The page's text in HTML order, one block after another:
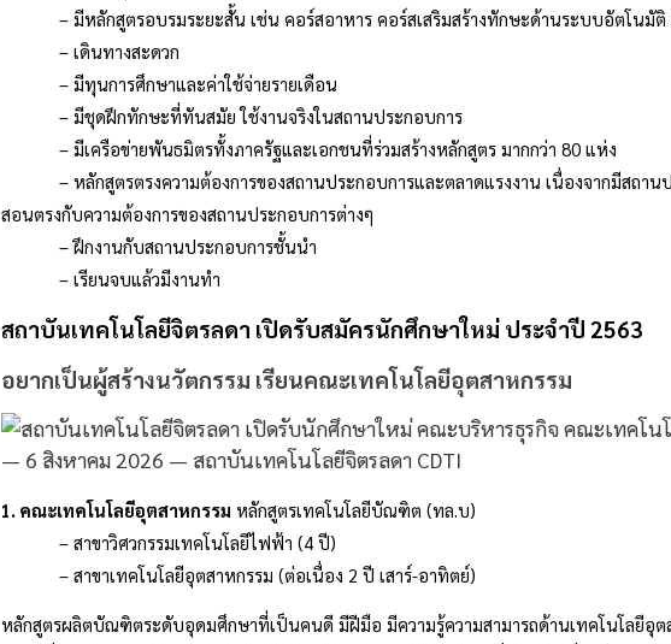
– มีหลักสูตรอบรมระยะสั้น เช่น คอร์สอาหาร คอร์สเสริมสร้างทักษะด้านระบบอัตโนมัติ
– เดินทางสะดวก
– มีทุนการศึกษาและค่าใช้จ่ายรายเดือน
– มีชุดฝึกทักษะที่ทันสมัย ใช้งานจริงในสถานประกอบการ
– มีเครือข่ายพันธมิตรทั้งภาครัฐและเอกชนที่ร่วมสร้างหลักสูตร มากกว่า 80 แห่ง
– หลักสูตรตรงความต้องการของสถานประกอบการและตลาดแรงงาน เนื่องจากมีสถานป
สอนตรงกับความต้องการของสถานประกอบการต่างๆ
– ฝึกงานกับสถานประกอบการชั้นนำ
– เรียนจบแล้วมีงานทำ
สถาบันเทคโนโลยีจิตรลดา เปิดรับสมัครนักศึกษาใหม่ ประจำปี 2563
อยากเป็นผู้สร้างนวัตกรรม เรียนคณะเทคโนโลยีอุตสาหกรรม
1. คณะเทคโนโลยีอุตสาหกรรม หลักสูตรเทคโนโลยีบัณฑิต (ทล.บ)
– สาขาวิศวกรรมเทคโนโลยีไฟฟ้า (4 ปี)
– สาขาเทคโนโลยีอุตสาหกรรม (ต่อเนื่อง 2 ปี เสาร์-อาทิตย์)
หลักสูตรผลิตบัณฑิตระดับอุดมศึกษาที่เป็นคนดี มีฝีมือ มีความรู้ความสามารถด้านเทคโนโลยีอุต